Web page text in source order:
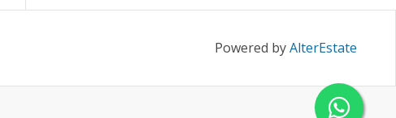
Powered byAlterEstate